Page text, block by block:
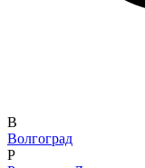
В
Волгоград
Р